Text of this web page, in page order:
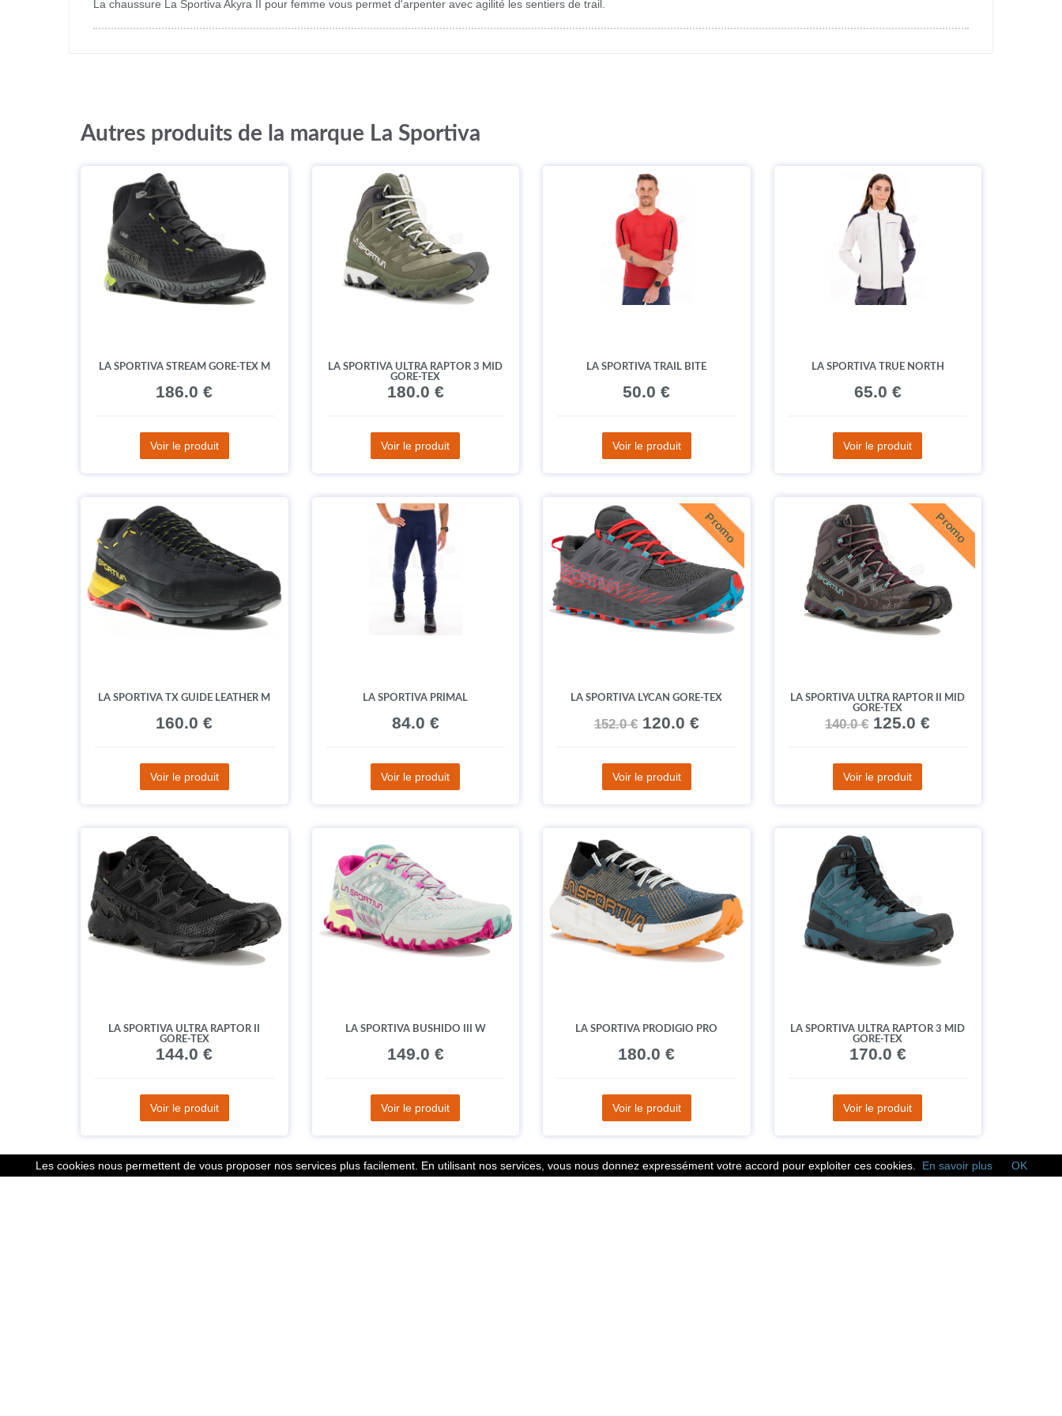
La chaussure La Sportiva Akyra II pour femme vous permet d'arpenter avec agilité les sentiers de trail.
Autres produits de la marque La Sportiva
LA SPORTIVA STREAM GORE-TEX M
186.0 €
Voir le produit
LA SPORTIVA ULTRA RAPTOR 3 MID
GORE-TEX
180.0 €
Voir le produit
LA SPORTIVA TRAIL BITE
50.0 €
Voir le produit
LA SPORTIVA TRUE NORTH
65.0 €
Voir le produit
LA SPORTIVA TX GUIDE LEATHER M
160.0 €
Voir le produit
LA SPORTIVA PRIMAL
84.0 €
Voir le produit
Promo
LA SPORTIVA LYCAN GORE-TEX
152.0 €120.0 €
Voir le produit
Promo
LA SPORTIVA ULTRA RAPTOR II MID
GORE-TEX
140.0 € 125.0 €
Voir le produit
LA SPORTIVA ULTRA RAPTOR II
GORE-TEX
144.0 €
Voir le produit
LA SPORTIVA BUSHIDO III W
149.0 €
Voir le produit
LA SPORTIVA PRODIGIO PRO
180.0 €
Voir le produit
LA SPORTIVA ULTRA RAPTOR 3 MID
GORE-TEX
170.0 €
Voir le produit
Les cookies nous permettent de vous proposer nos services plus facilement. En utilisant nos services, vous nous donnez expressément votre accord pour exploiter ces cookies. En savoir plus OK